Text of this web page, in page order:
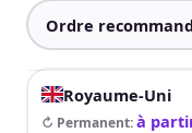
Royaume-Uni
↻ Permanent:à